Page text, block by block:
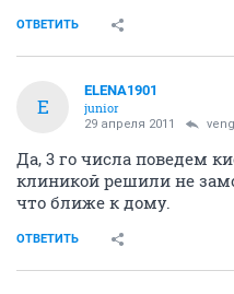
ОТВЕТИТЬ
E
ELENA1901
junior
29 апреля 2011
Да, 3 го числа поведем
клиникой решили не
что ближе к дому.
ОТВЕТИТЬ